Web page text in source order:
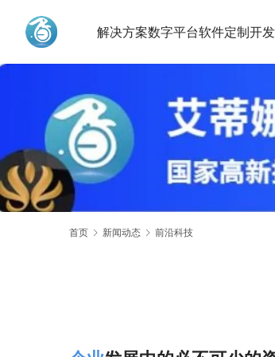
解决方案数字平台软件定制开发
首页 新闻动态 前沿科技